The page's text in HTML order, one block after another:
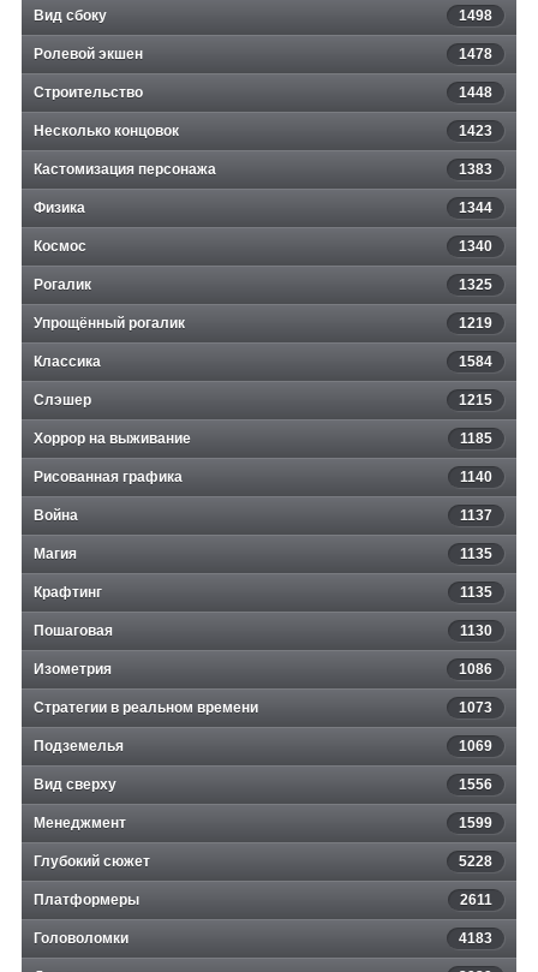
Вид сбоку 1498
Ролевой экшен 1478
Строительство 1448
Несколько концовок 1423
Кастомизация персонажа 1383
Физика 1344
Космос 1340
Рогалик 1325
Упрощённый рогалик 1219
Классика 1584
Слэшер 1215
Хоррор на выживание 1185
Рисованная графика 1140
Война 1137
Магия 1135
Крафтинг 1135
Пошаговая 1130
Изометрия 1086
Стратегии в реальном времени 1073
Подземелья 1069
Вид сверху 1556
Менеджмент 1599
Глубокий сюжет 5228
Платформеры 2611
Головоломки 4183